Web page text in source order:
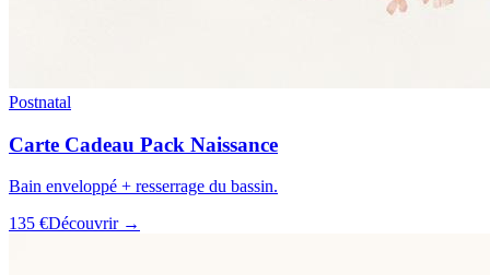
Postnatal
Carte Cadeau Pack Naissance
Bain enveloppé + resserrage du bassin.
135 €Découvrir →